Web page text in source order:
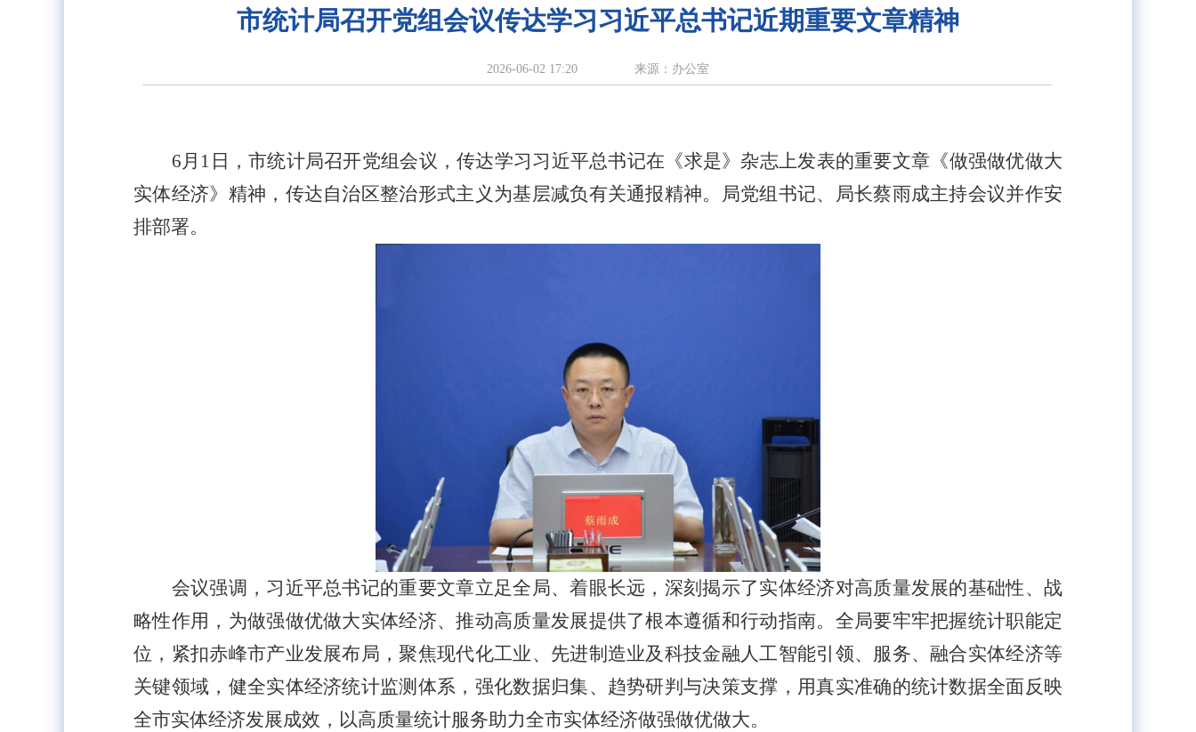
市统计局召开党组会议传达学习习近平总书记近期重要文章精神
2026-06-02 17:20 来源：办公室
6月1日，市统计局召开党组会议，传达学习习近平总书记在《求是》杂志上发表的重要文章《做强做优做大
实体经济》精神，传达自治区整治形式主义为基层减负有关通报精神。局党组书记、局长蔡雨成主持会议并作安
排部署。
会议强调，习近平总书记的重要文章立足全局、着眼长远，深刻揭示了实体经济对高质量发展的基础性、战
略性作用，为做强做优做大实体经济、推动高质量发展提供了根本遵循和行动指南。全局要牢牢把握统计职能定
位，紧扣赤峰市产业发展布局，聚焦现代化工业、先进制造业及科技金融人工智能引领、服务、融合实体经济等
关键领域，健全实体经济统计监测体系，强化数据归集、趋势研判与决策支撑，用真实准确的统计数据全面反映
全市实体经济发展成效，以高质量统计服务助力全市实体经济做强做优做大。